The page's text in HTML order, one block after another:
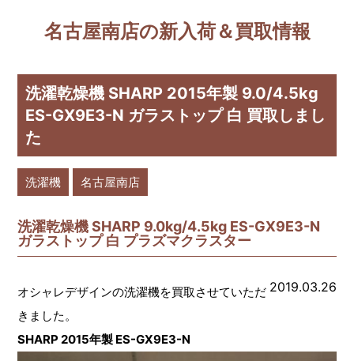
名古屋南店の新入荷＆買取情報
洗濯乾燥機 SHARP 2015年製 9.0/4.5kg
ES-GX9E3-N ガラストップ 白 買取しまし
た
洗濯機 名古屋南店
洗濯乾燥機 SHARP 9.0kg/4.5kg ES-GX9E3-N
ガラストップ 白 プラズマクラスター
2019.03.26
オシャレデザインの洗濯機を買取させていただ
きました。
SHARP 2015年製 ES-GX9E3-N